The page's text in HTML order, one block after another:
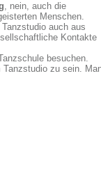
, nein, auch die
Menschen.
auch aus
Kontakte
besuchen.
zu sein.